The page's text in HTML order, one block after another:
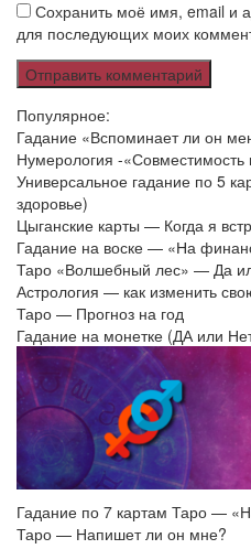
Сохранить моё имя, email и
для последующих моих
Популярное:
Гадание «Вспоминает ли он
Нумерология -
Универсальное гадание по 5
здоровье)
Цыганские карты — Когда я
Гадание на воске — «На
Таро «Волшебный лес» — Да
Астрология — как изменить
Таро — Прогноз на год
Гадание на монетке (ДА или
Гадание по 7 картам Таро —
Таро — Напишет ли он мне?